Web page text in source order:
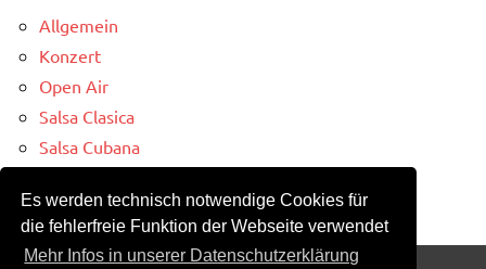
Es werden technisch notwendige Cookies für
die fehlerfreie Funktion der Webseite verwendet
Mehr Infos in unserer Datenschutzerklärung
Allgemein
Konzert
Open Air
Salsa Clasica
Salsa Cubana
Salsa Schiff